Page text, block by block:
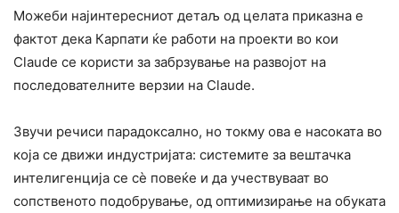
Можеби најинтересниот детаљ од целата приказна е
фактот дека Карпати ќе работи на проекти во кои
Claude се користи за забрзување на развојот на
последователните верзии на Claude.
Звучи речиси парадоксално, но токму ова е насоката во
која се движи индустријата: системите за вештачка
интелигенција се сè повеќе и да учествуваат во
сопственото подобрување, од оптимизирање на обуката